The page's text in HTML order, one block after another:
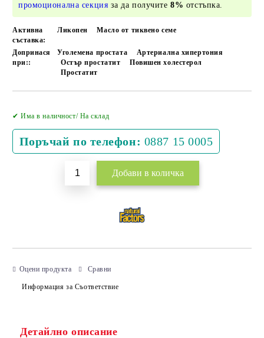
промоционална секция за да получите8% отстъпка.
Активна
съставка:
Ликопен Масло от тиквено семе
Допринася
при::
Уголемена простата
Артериална хипертония
Остър простатит
Повишен холестерол
Простатит
✔ Има в наличност/ На склад
Поръчай по телефон: 0887 15 0005
Оцени продукта Сравни
Информация за Съответствие
Детайлно описание